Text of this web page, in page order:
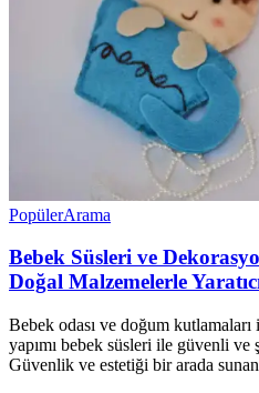
PopülerArama
Bebek Süsleri ve
Doğal Malzemelerle
Bebek odası ve doğum
yapımı bebek süsleri ile güvenli ve
Güvenlik ve estetiği bir arada